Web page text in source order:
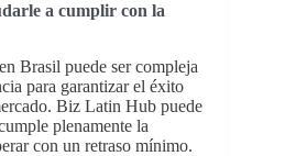
a cumplir con la
Brasil puede ser compleja
para garantizar el éxito
Biz Latin Hub puede
plenamente la
con un retraso mínimo.